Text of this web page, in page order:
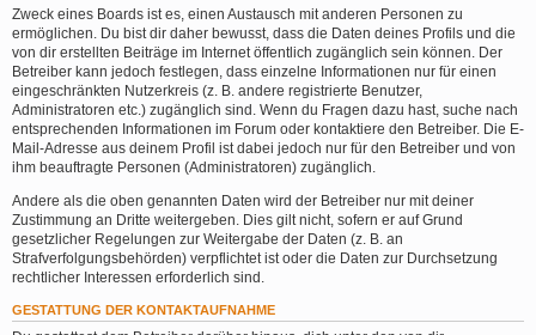
Zweck eines Boards ist es, einen Austausch mit anderen Personen zu
ermöglichen. Du bist dir daher bewusst, dass die Daten deines Profils und die
von dir erstellten Beiträge im Internet öffentlich zugänglich sein können. Der
Betreiber kann jedoch festlegen, dass einzelne Informationen nur für einen
eingeschränkten Nutzerkreis (z. B. andere registrierte Benutzer,
Administratoren etc.) zugänglich sind. Wenn du Fragen dazu hast, suche nach
entsprechenden Informationen im Forum oder kontaktiere den Betreiber. Die E-
Mail-Adresse aus deinem Profil ist dabei jedoch nur für den Betreiber und von
ihm beauftragte Personen (Administratoren) zugänglich.
Andere als die oben genannten Daten wird der Betreiber nur mit deiner
Zustimmung an Dritte weitergeben. Dies gilt nicht, sofern er auf Grund
gesetzlicher Regelungen zur Weitergabe der Daten (z. B. an
Strafverfolgungsbehörden) verpflichtet ist oder die Daten zur Durchsetzung
rechtlicher Interessen erforderlich sind.
GESTATTUNG DER KONTAKTAUFNAHME